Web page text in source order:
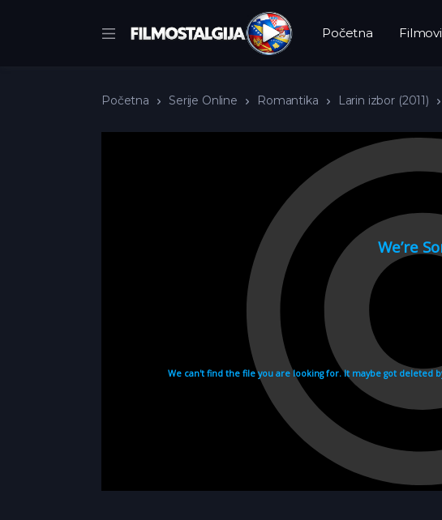
Početna Filmovi
Početna Serije Online Romantika Larin izbor (2011)